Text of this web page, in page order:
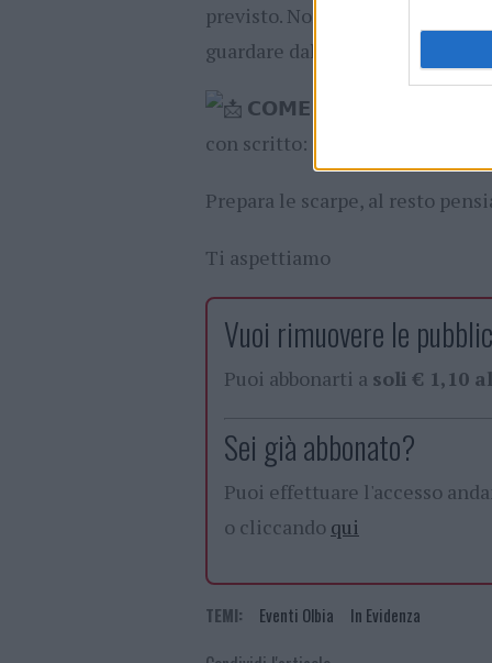
previsto. Non è per mettervi
guardare dal marciapiede!
𝗖𝗢𝗠𝗘 𝗜𝗦𝗖𝗥𝗜𝗩𝗘𝗥𝗦𝗜: Invia
con scritto: 𝗡𝗢𝗠𝗘
Prepara le scarpe, al resto
Ti aspettiamo
Vuoi rimuovere le
Puoi abbonarti a soli € 1,10
Sei già abbonato?
Puoi effettuare l'accesso
o cliccando qui
TEMI: Eventi Olbia In Evidenza